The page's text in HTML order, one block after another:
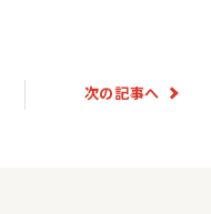
次の記事へ